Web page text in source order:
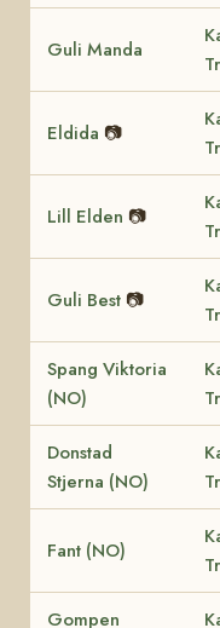
Guli Manda
Eldida 📷
Lill Elden 📷
Guli Best 📷
Spang Viktoria
(NO)
Donstad
Stjerna (NO)
Fant (NO)
Gompen